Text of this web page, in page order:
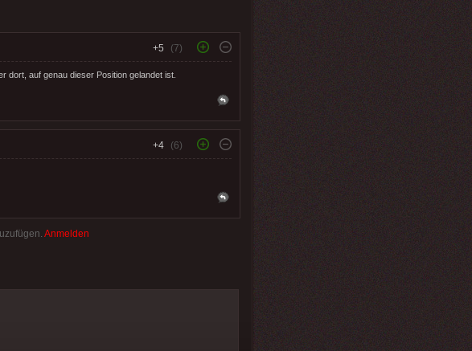
+5 (7)
dort, auf genau dieser Position gelandet ist.
+4 (6)
Anmelden